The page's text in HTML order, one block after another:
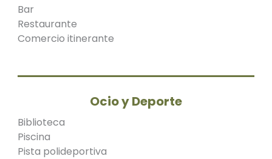
Bar
Restaurante
Comercio itinerante
Ocio y Deporte
Biblioteca
Piscina
Pista polideportiva